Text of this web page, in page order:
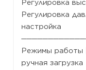
Регулировка
Регулировка
настройка
Режимы работы
ручная загрузка